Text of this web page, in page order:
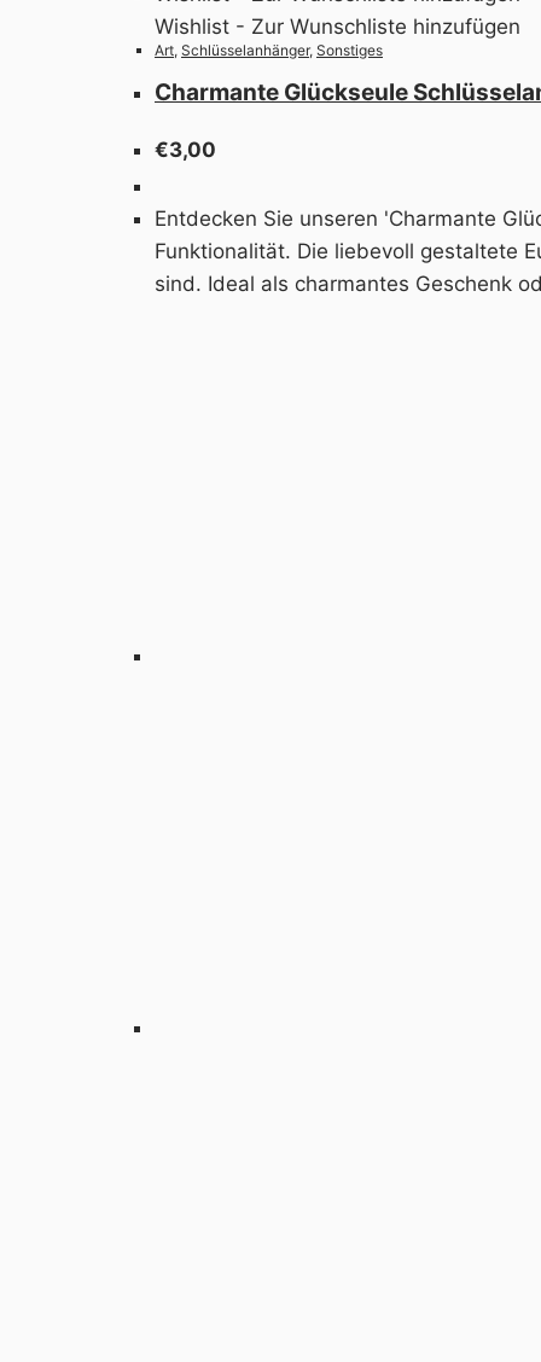
Wishlist - Zur Wunschliste hinzufügen
Art, Schlüsselanhänger, Sonstiges
Charmante Glückseule
€3,00
Entdecken Sie unseren 'Charmante
Funktionalität. Die liebevoll gestaltete
sind. Ideal als charmantes Geschenk